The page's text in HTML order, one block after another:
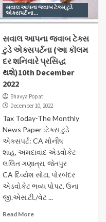
સવાલ આપના જવાબ ટેક્સ ટુડે
એક્સપર્ટ ના...
સવાલ આપના જવાબ ટેક્સ
ટુડે એક્સપર્ટના (આ કૉલમ
દર શનિવારે પ્રસિદ્ધ
થશે)10th December
2022
Bhavya Popat
December 10, 2022
Tax Today-The Monthly
News Paper :ટેક્સ ટુડે
એક્સપર્ટ: CA મોનીષ
શાહ, અમદાવાદ એડવોકેટ
લલિત ગણાત્રા, જેતપુર
CA દિવ્યેશ સોઢા, પોરબંદર
એડવોકેટ ભવ્ય પોપટ, ઉના
જી.એસ.ટી./વેટ ...
Read More